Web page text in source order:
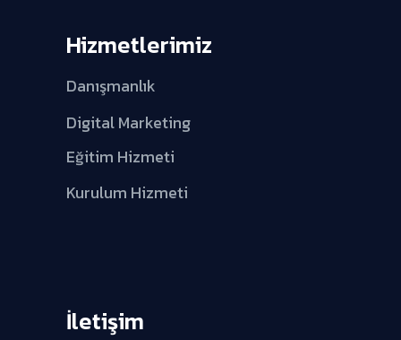
Hizmetlerimiz
Danışmanlık
Digital Marketing
Eğitim Hizmeti
Kurulum Hizmeti
İletişim